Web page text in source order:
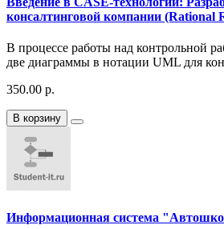
консалтинговой компании (Rational
В процессе работы над контрольной
две диаграммы в нотации UML для
350.00 р.
В корзину
Информационная система